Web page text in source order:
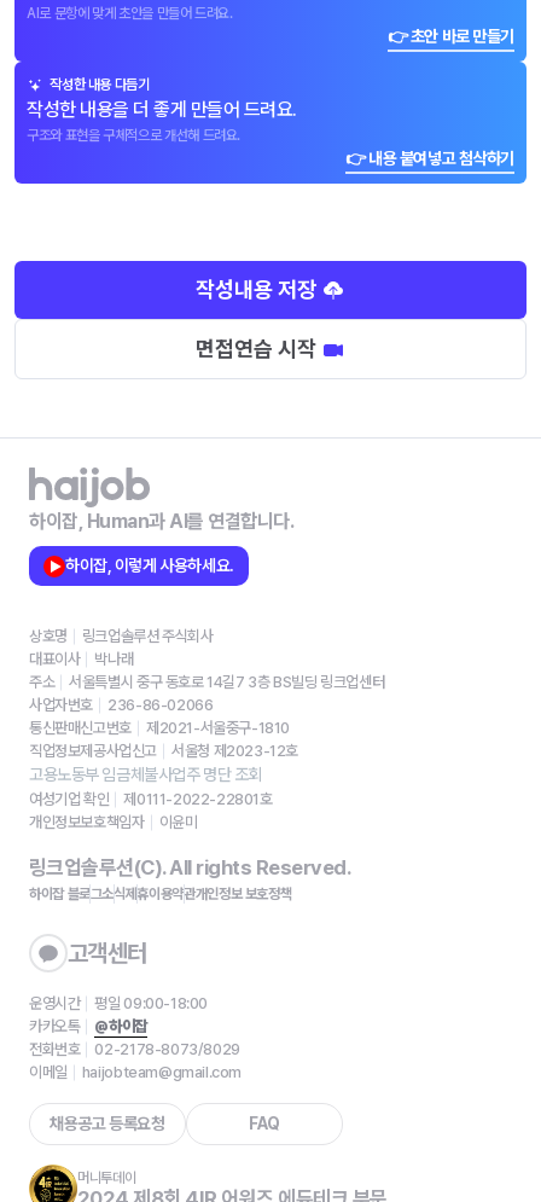
AI로 문항에 맞게 초안을 만들어 드려요.
👉 초안 바로 만들기
작성한 내용 다듬기
작성한 내용을 더 좋게 만들어 드려요.
구조와 표현을 구체적으로 개선해 드려요.
👉 내용 붙여넣고 첨삭하기
작성내용 저장
면접연습 시작
하이잡, Human과 AI를 연결합니다.
하이잡, 이렇게 사용하세요.
상호명
링크업솔루션 주식회사
대표이사
박나래
주소
서울특별시 중구 동호로 14길7 3층 BS빌딩 링크업센터
사업자번호
236-86-02066
통신판매신고번호
제2021-서울중구-1810
직업정보제공사업신고
서울청 제2023-12호
고용노동부 임금체불사업주 명단 조회
여성기업 확인
제0111-2022-22801호
개인정보보호책임자
이윤미
링크업솔루션(C). All rights Reserved.
하이잡 블로그소식제휴이용약관개인정보 보호정책
고객센터
운영시간
평일 09:00-18:00
카카오톡
@하이잡
전화번호
02-2178-8073/8029
이메일
haijobteam@gmail.com
채용공고 등록요청 FAQ
머니투데이